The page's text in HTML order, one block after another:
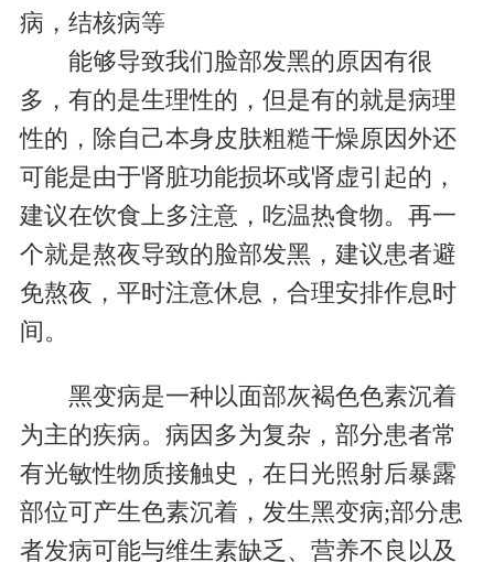
病，结核病等
能够导致我们脸部发黑的原因有很
多，有的是生理性的，但是有的就是病理
性的，除自己本身皮肤粗糙干燥原因外还
可能是由于肾脏功能损坏或肾虚引起的，
建议在饮食上多注意，吃温热食物。再一
个就是熬夜导致的脸部发黑，建议患者避
免熬夜，平时注意休息，合理安排作息时
间。
黑变病是一种以面部灰褐色色素沉着
为主的疾病。病因多为复杂，部分患者常
有光敏性物质接触史，在日光照射后暴露
部位可产生色素沉着，发生黑变病;部分患
者发病可能与维生素缺乏、营养不良以及